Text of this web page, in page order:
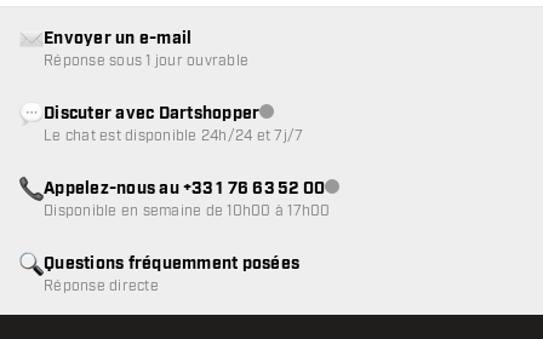
Questions fréquemment posées
Réponse directe
Envoyer un e-mail
Réponse sous 1 jour ouvrable
Discuter avec DartshopperService client indisponible
Le chat est disponible 24h/24 et 7j/7
Appelez-nous au +33 1 76 63 52 00Service client indisponible
Disponible en semaine de 10h00 à 17h00